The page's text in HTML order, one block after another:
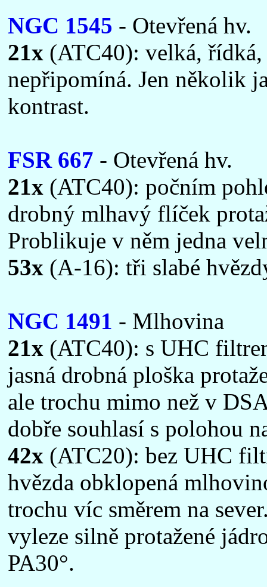
NGC 1545 - Otevřená hv.
21x (ATC40): velká,
nepřipomíná. Jen několik
kontrast.
FSR 667 - Otevřená hv.
21x (ATC40): počním
drobný mlhavý flíček
Problikuje v něm jedna
53x (A-16): tři slabé
NGC 1491 - Mlhovina
21x (ATC40): s UHC
jasná drobná ploška
ale trochu mimo než v
dobře souhlasí s polohou
42x (ATC20): bez UHC
hvězda obklopená
trochu víc směrem na
vyleze silně protažené
PA30°.